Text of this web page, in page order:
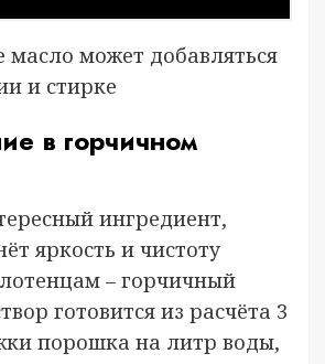
масло может добавляться
и стирке
в горчичном
ингредиент,
яркость и чистоту
– горчичный
готовится из расчёта 3
порошка на литр воды,